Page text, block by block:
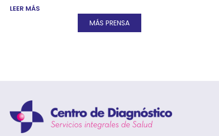
LEER MÁS
MÁS PRENSA